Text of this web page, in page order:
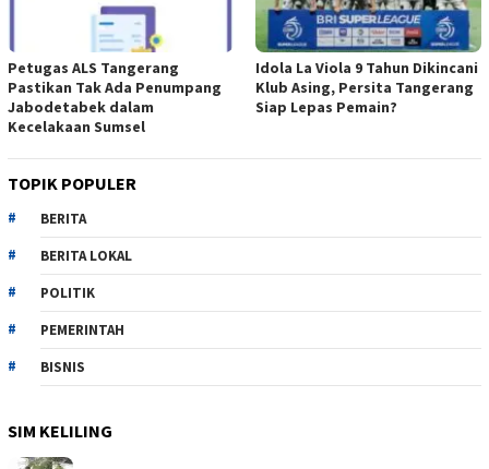
Petugas ALS Tangerang
Pastikan Tak Ada Penumpang
Jabodetabek dalam
Kecelakaan Sumsel
Idola La Viola 9 Tahun Dikincani
Klub Asing, Persita Tangerang
Siap Lepas Pemain?
TOPIK POPULER
BERITA
BERITA LOKAL
POLITIK
PEMERINTAH
BISNIS
SIM KELILING